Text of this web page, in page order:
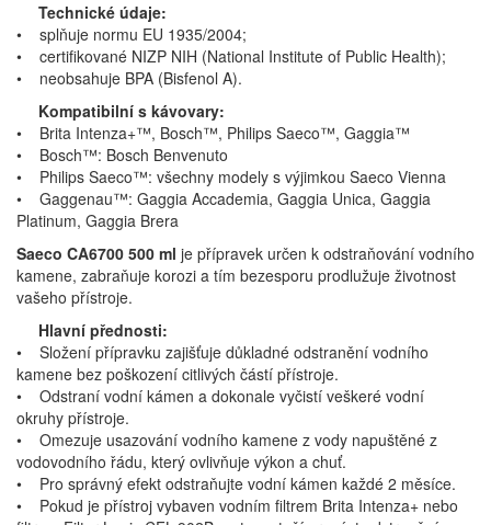
Technické údaje:
• splňuje normu EU 1935/2004;
• certifikované NIZP NIH (National Institute of Public Health);
• neobsahuje BPA (Bisfenol A).
Kompatibilní s kávovary:
• Brita Intenza+™, Bosch™, Philips Saeco™, Gaggia™
• Bosch™: Bosch Benvenuto
• Philips Saeco™: všechny modely s výjimkou Saeco Vienna
• Gaggenau™: Gaggia Accademia, Gaggia Unica, Gaggia
Platinum, Gaggia Brera
Saeco CA6700 500 ml je přípravek určen k odstraňování vodního
kamene, zabraňuje korozi a tím bezesporu prodlužuje životnost
vašeho přístroje.
Hlavní přednosti:
• Složení přípravku zajišťuje důkladné odstranění vodního
kamene bez poškození citlivých částí přístroje.
• Odstraní vodní kámen a dokonale vyčistí veškeré vodní
okruhy přístroje.
• Omezuje usazování vodního kamene z vody napuštěné z
vodovodního řádu, který ovlivňuje výkon a chuť.
• Pro správný efekt odstraňujte vodní kámen každé 2 měsíce.
• Pokud je přístroj vybaven vodním filtrem Brita Intenza+ nebo